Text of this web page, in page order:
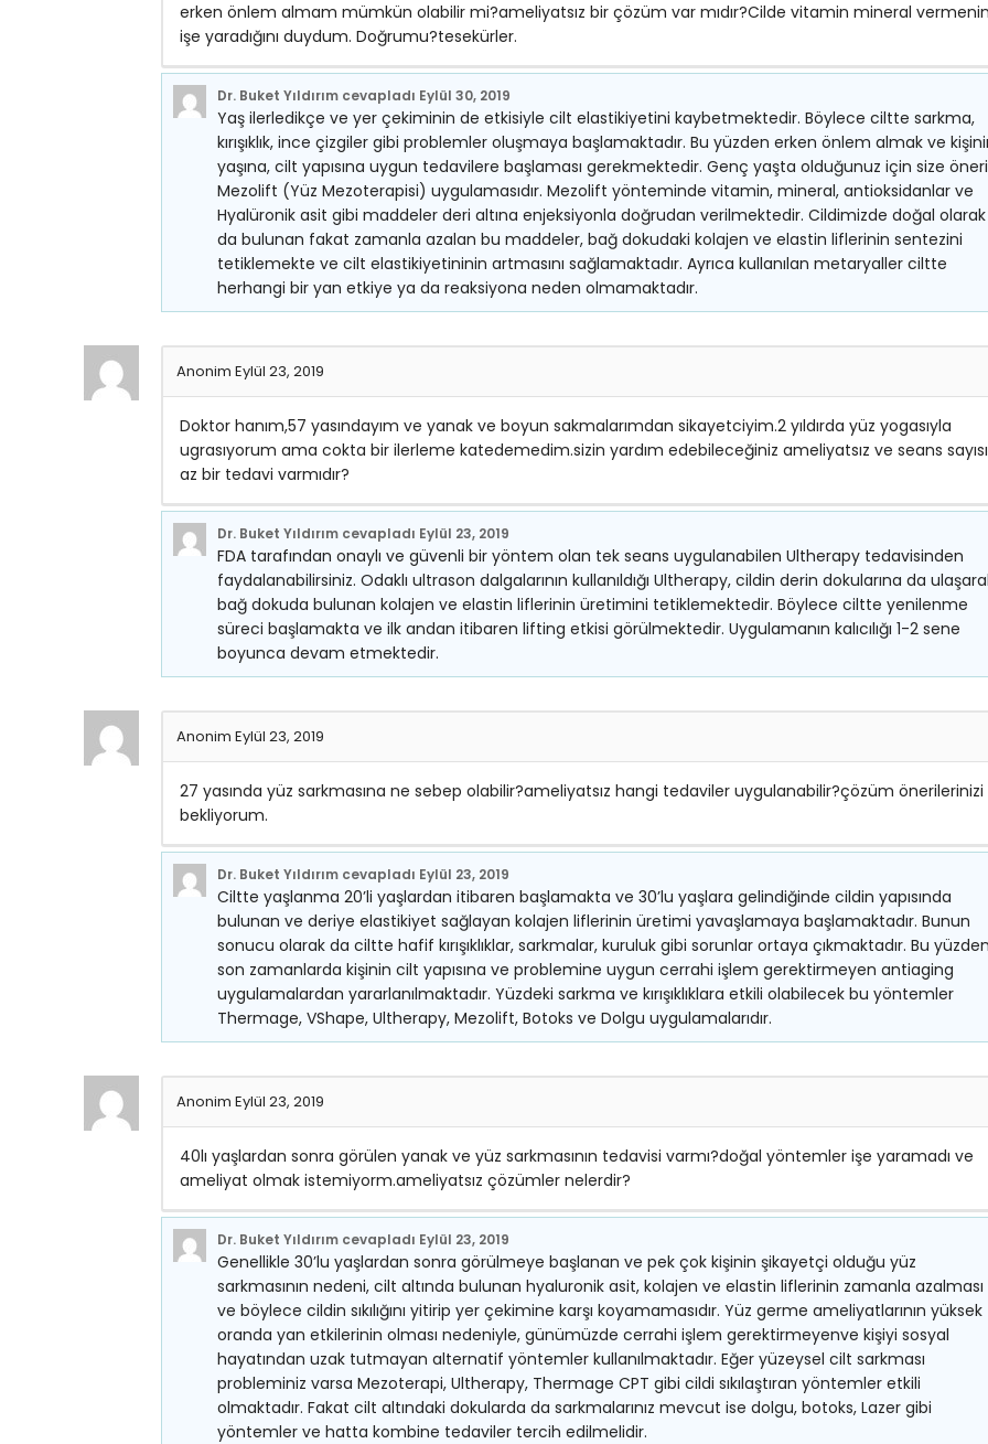
erken önlem almam mümkün olabilir mi?ameliyatsız bir çözüm var mıdır?Cilde vitamin mineral
işe yaradığını duydum. Doğrumu?tesekürler.
Dr. Buket Yıldırım cevapladı Eylül 30, 2019
Yaş ilerledikçe ve yer çekiminin de etkisiyle cilt elastikiyetini kaybetmektedir. Böylece ciltte sarkma,
kırışıklık, ince çizgiler gibi problemler oluşmaya başlamaktadır. Bu yüzden erken önlem almak ve
yaşına, cilt yapısına uygun tedavilere başlaması gerekmektedir. Genç yaşta olduğunuz için size
Mezolift (Yüz Mezoterapisi) uygulamasıdır. Mezolift yönteminde vitamin, mineral, antioksidanlar ve
Hyalüronik asit gibi maddeler deri altına enjeksiyonla doğrudan verilmektedir. Cildimizde doğal olarak
da bulunan fakat zamanla azalan bu maddeler, bağ dokudaki kolajen ve elastin liflerinin sentezini
tetiklemekte ve cilt elastikiyetininin artmasını sağlamaktadır. Ayrıca kullanılan metaryaller ciltte
herhangi bir yan etkiye ya da reaksiyona neden olmamaktadır.
Anonim Eylül 23, 2019
Doktor hanım,57 yasındayım ve yanak ve boyun sakmalarımdan sikayetciyim.2 yıldırda yüz yogasıyla
ugrasıyorum ama cokta bir ilerleme katedemedim.sizin yardım edebileceğiniz ameliyatsız ve seans sayısı
az bir tedavi varmıdır?
Dr. Buket Yıldırım cevapladı Eylül 23, 2019
FDA tarafından onaylı ve güvenli bir yöntem olan tek seans uygulanabilen Ultherapy tedavisinden
faydalanabilirsiniz. Odaklı ultrason dalgalarının kullanıldığı Ultherapy, cildin derin dokularına da
bağ dokuda bulunan kolajen ve elastin liflerinin üretimini tetiklemektedir. Böylece ciltte yenilenme
süreci başlamakta ve ilk andan itibaren lifting etkisi görülmektedir. Uygulamanın kalıcılığı 1-2 sene
boyunca devam etmektedir.
Anonim Eylül 23, 2019
27 yasında yüz sarkmasına ne sebep olabilir?ameliyatsız hangi tedaviler uygulanabilir?çözüm önerilerinizi
bekliyorum.
Dr. Buket Yıldırım cevapladı Eylül 23, 2019
Ciltte yaşlanma 20’li yaşlardan itibaren başlamakta ve 30’lu yaşlara gelindiğinde cildin yapısında
bulunan ve deriye elastikiyet sağlayan kolajen liflerinin üretimi yavaşlamaya başlamaktadır. Bunun
sonucu olarak da ciltte hafif kırışıklıklar, sarkmalar, kuruluk gibi sorunlar ortaya çıkmaktadır. Bu
son zamanlarda kişinin cilt yapısına ve problemine uygun cerrahi işlem gerektirmeyen antiaging
uygulamalardan yararlanılmaktadır. Yüzdeki sarkma ve kırışıklıklara etkili olabilecek bu yöntemler
Thermage, VShape, Ultherapy, Mezolift, Botoks ve Dolgu uygulamalarıdır.
Anonim Eylül 23, 2019
40lı yaşlardan sonra görülen yanak ve yüz sarkmasının tedavisi varmı?doğal yöntemler işe yaramadı ve
ameliyat olmak istemiyorm.ameliyatsız çözümler nelerdir?
Dr. Buket Yıldırım cevapladı Eylül 23, 2019
Genellikle 30’lu yaşlardan sonra görülmeye başlanan ve pek çok kişinin şikayetçi olduğu yüz
sarkmasının nedeni, cilt altında bulunan hyaluronik asit, kolajen ve elastin liflerinin zamanla azalması
ve böylece cildin sıkılığını yitirip yer çekimine karşı koyamamasıdır. Yüz germe ameliyatlarının yüksek
oranda yan etkilerinin olması nedeniyle, günümüzde cerrahi işlem gerektirmeyenve kişiyi sosyal
hayatından uzak tutmayan alternatif yöntemler kullanılmaktadır. Eğer yüzeysel cilt sarkması
probleminiz varsa Mezoterapi, Ultherapy, Thermage CPT gibi cildi sıkılaştıran yöntemler etkili
olmaktadır. Fakat cilt altındaki dokularda da sarkmalarınız mevcut ise dolgu, botoks, Lazer gibi
yöntemler ve hatta kombine tedaviler tercih edilmelidir.